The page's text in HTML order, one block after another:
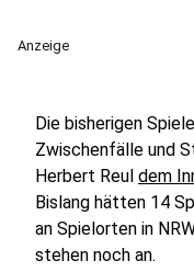
Anzeige
Die bisherigen
Zwischenfälle und
Herbert Reul dem
Bislang hätten 14
an Spielorten in
stehen noch an.